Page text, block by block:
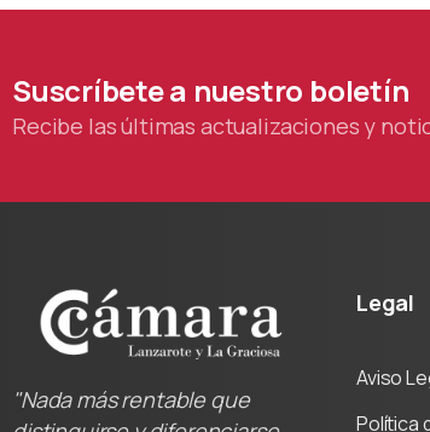
Suscríbetea nuestro boletín
Recibe las últimas actualizaciones y
"Nada más rentable que
Legal
Aviso
Política